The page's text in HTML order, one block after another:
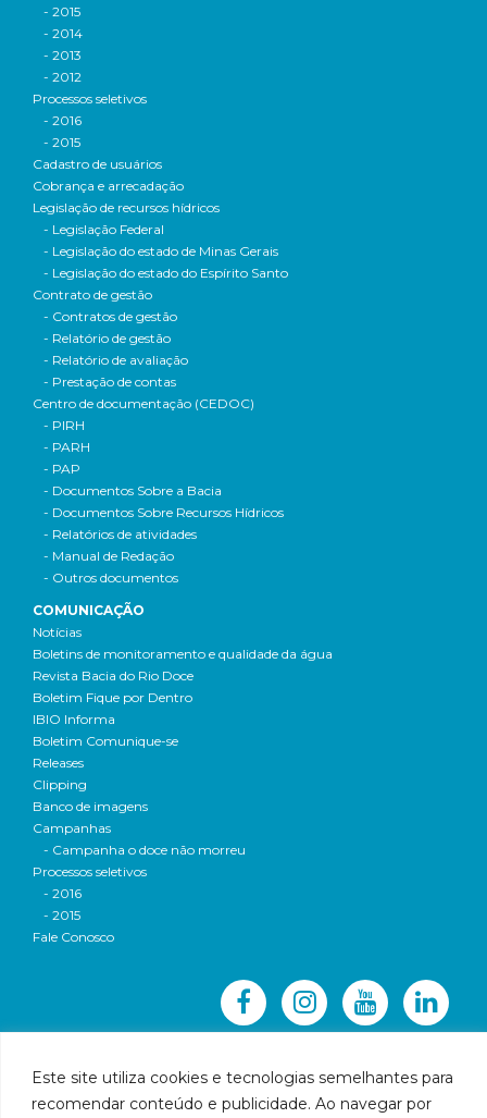
Este site utiliza cookies e tecnologias semelhantes para
recomendar conteúdo e publicidade. Ao navegar por
- 2015
- 2014
- 2013
- 2012
Processos seletivos
- 2016
- 2015
Cadastro de usuários
Cobrança e arrecadação
Legislação de recursos hídricos
- Legislação Federal
- Legislação do estado de Minas Gerais
- Legislação do estado do Espírito Santo
Contrato de gestão
- Contratos de gestão
- Relatório de gestão
- Relatório de avaliação
- Prestação de contas
Centro de documentação (CEDOC)
- PIRH
- PARH
- PAP
- Documentos Sobre a Bacia
- Documentos Sobre Recursos Hídricos
- Relatórios de atividades
- Manual de Redação
- Outros documentos
COMUNICAÇÃO
Notícias
Boletins de monitoramento e qualidade da água
Revista Bacia do Rio Doce
Boletim Fique por Dentro
IBIO Informa
Boletim Comunique-se
Releases
Clipping
Banco de imagens
Campanhas
- Campanha o doce não morreu
Processos seletivos
- 2016
- 2015
Fale Conosco
© 2016 CBH-Doce - Todos os direitos reservados